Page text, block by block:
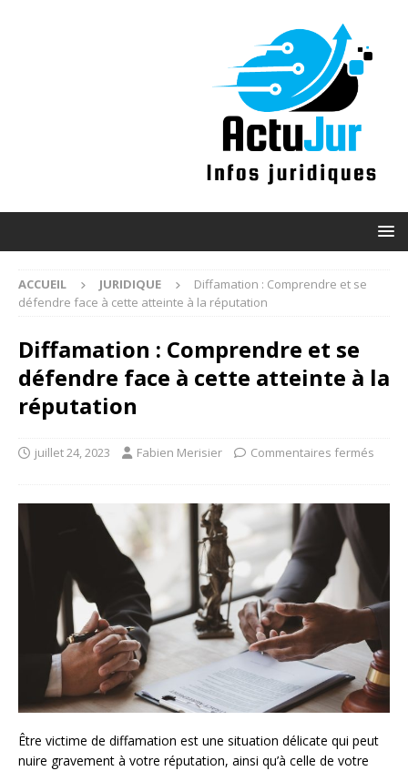
ACCUEIL JURIDIQUE
Diffamation : Comprendre et se
défendre face à cette atteinte à la réputation
Diffamation : Comprendre et se
défendre face à cette atteinte à la
réputation
juillet 24, 2023 Fabien Merisier Commentaires fermés
Être victime de diffamation est une situation délicate qui peut
nuire gravement à votre réputation, ainsi qu’à celle de votre